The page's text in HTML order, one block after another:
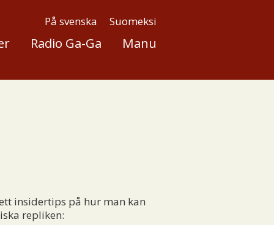
På svenska Suomeksi
Radio Ga-Ga Manu
insidertips på hur man kan
repliken: